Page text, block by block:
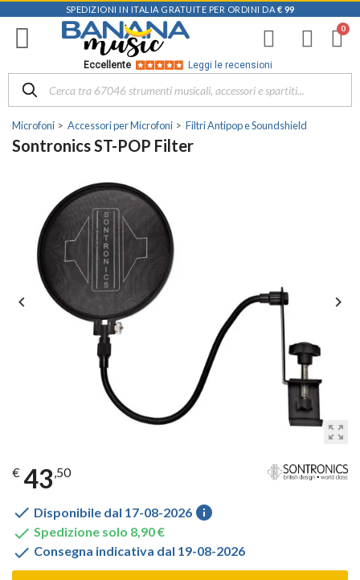
SPEDIZIONI IN ITALIA GRATUITE PER ORDINI DA € 99
Eccellente Leggi le recensioni
Microfoni Accessori per Microfoni Filtri Antipop e Soundshield
Sontronics ST-POP Filter
zoom_out_map
 
€ 43,50
 Disponibile dal 17-08-2026 info
 Spedizione solo 8,90 €
 Consegna indicativa dal 19-08-2026